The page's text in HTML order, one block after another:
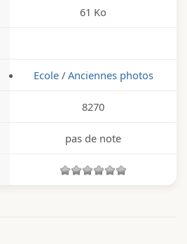
61 Ko
Ecole/ Anciennes photos
8270
pas de note